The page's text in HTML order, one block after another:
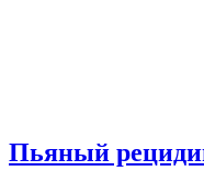
Пьяный